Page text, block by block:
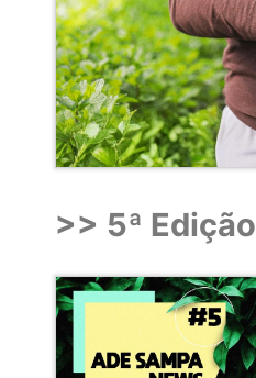
>> 5ª Edição